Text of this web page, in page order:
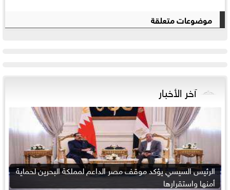
موضوعات متعلقة
آخر الأخبار
الرئيس السيسي يؤكد موقف مصر الداعم لمملكة البحرين لحماية
أمنها واستقرارها